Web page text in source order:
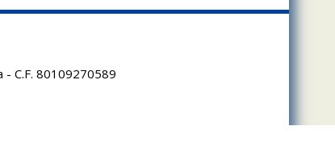
- C.F. 80109270589